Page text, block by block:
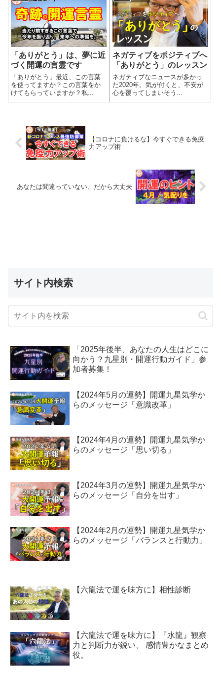
「ありがとう」は、夢に近
づく開運の言霊です
「ありがとう」最近、この言葉
を使ってますか？この言葉をか
けてもらっていますか？私...
ネガティブをポジティブへ
「ありがとう」のレッスン
ネガティブなニュースが多かっ
た2020年。気が付くと、不安が
心を覆ってしまいそう...
【コロナに負けるな】今すぐできる免疫
力アップ術
あなたは間違っていない、だから大丈夫
サイト内検索
「2025年後半、あなたの人生はどこに
向かう？九星別・開運行動ガイド」参
加者募集！
【2024年5月の運勢】開運九星気学か
らのメッセージ「意識改革」
【2024年4月の運勢】開運九星気学か
らのメッセージ「思い切る」
【2024年3月の運勢】開運九星気学か
らのメッセージ「自分を出す」
【2024年2月の運勢】開運九星気学か
らのメッセージ「バランスと行動力」
【六龍法で運を味方に】相性診断
【六龍法で運を味方に】『水龍』観察
力と判断力が鋭い、 感情豊かなまとめ
役。